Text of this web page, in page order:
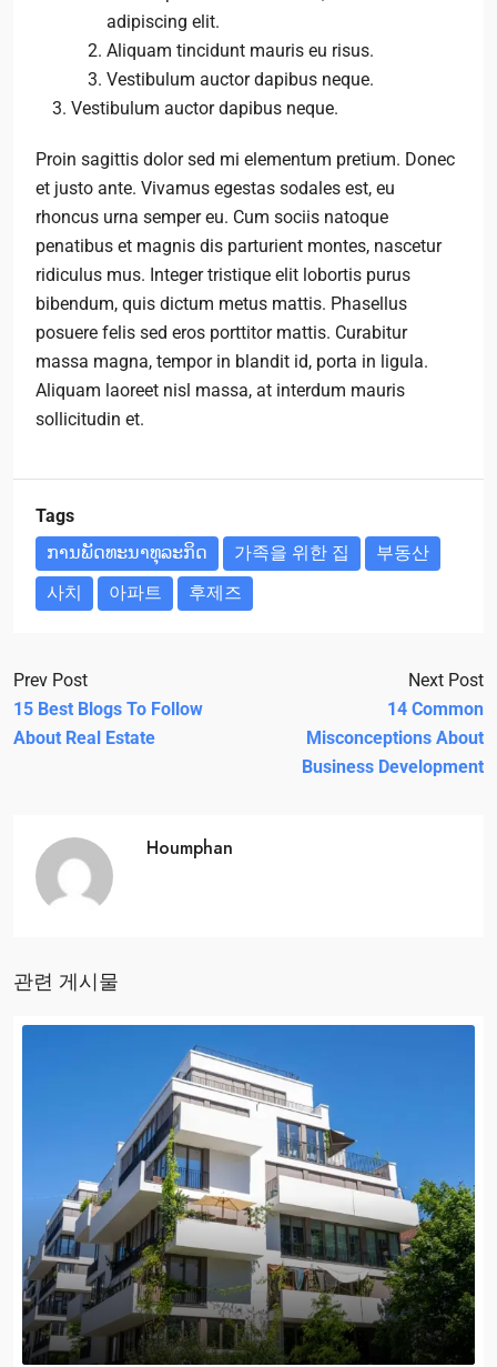
adipiscing elit.
Aliquam tincidunt mauris eu risus.
Vestibulum auctor dapibus neque.
Vestibulum auctor dapibus neque.
Proin sagittis dolor sed mi elementum pretium. Donec
et justo ante. Vivamus egestas sodales est, eu
rhoncus urna semper eu. Cum sociis natoque
penatibus et magnis dis parturient montes, nascetur
ridiculus mus. Integer tristique elit lobortis purus
bibendum, quis dictum metus mattis. Phasellus
posuere felis sed eros porttitor mattis. Curabitur
massa magna, tempor in blandit id, porta in ligula.
Aliquam laoreet nisl massa, at interdum mauris
sollicitudin et.
Tags
ການ​ພັດ​ທະ​ນາ​ທຸ​ລະ​ກິດ
가족을 위한 집
부동산
사치
아파트 후제즈
Prev Post
15 Best Blogs To Follow
About Real Estate
Next Post
14 Common
Misconceptions About
Business Development
Houmphan
관련 게시물